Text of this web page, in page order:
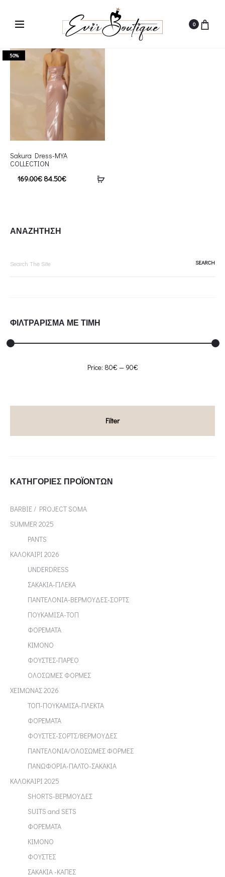
0
50%
Sakura Dress-MYA
COLLECTION
169.00€ 84.50€
ΑΝΑΖΗΤΗΣΗ
ΦΙΛΤΡΑΡΙΣΜΑ ΜΕ ΤΙΜΗ
Min
Max
Filter
Price: 80€ — 90€
ΚΑΤΗΓΟΡΊΕΣ ΠΡΟΪΌΝΤΩΝ
BARBIE / PROJECT SOMA
SUMMER 2025
PANTS
ΚΑΛΟΚΑΙΡΙ 2026
UNDERDRESS
ΣΑΚΑΚΙΑ-ΓΙΛΕΚΑ
ΠΑΝΤΕΛΟΝΙΑ-ΒΕΡΜΟΥΔΕΣ-ΣΟΡΤΣ
ΠΟΥΚΑΜΙΣΑ-ΤΟΠ
ΦΟΡΕΜΑΤΑ
ΚΙΜΟΝΟ
ΦΟΥΣΤΕΣ-ΠΑΡΕΟ
ΟΛΟΣΩΜΕΣ ΦΟΡΜΕΣ
ΧΕΙΜΩΝΑΣ 2026
ΤΟΠ-ΠΟΥΚΑΜΙΣΑ-ΠΛΕΚΤΑ
ΦΟΡΕΜΑΤΑ
ΦΟΥΣΤΕΣ-ΣΟΡΤΣ/ΒΕΡΜΟΥΔΕΣ
ΠΑΝΤΕΛΟΝΙΑ/ΟΛΟΣΩΜΕΣ ΦΟΡΜΕΣ
ΠΑΝΩΦΟΡΙΑ-ΠΑΛΤΟ-ΣΑΚΑΚΙΑ
ΚΑΛΟΚΑΙΡΙ 2025
SHORTS-ΒΕΡΜΟΥΔΕΣ
SUITS and SETS
ΦΟΡΕΜΑΤΑ
ΚΙΜΟΝΟ
ΦΟΥΣΤΕΣ
ΣΑΚΑΚΙΑ -ΚΑΠΕΣ